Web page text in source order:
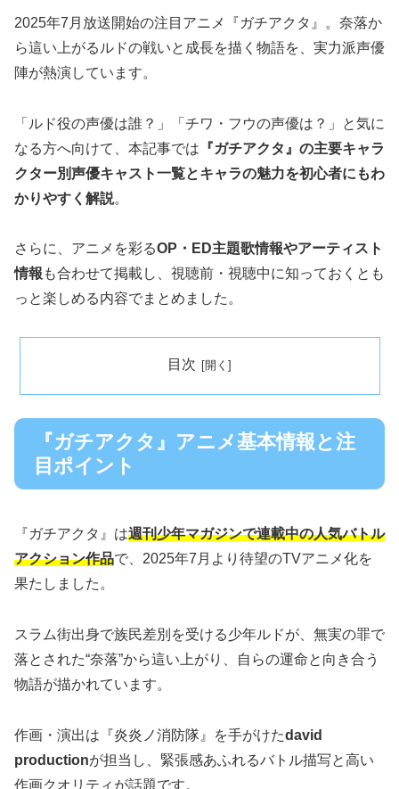
2025年7月放送開始の注目アニメ『ガチアクタ』。奈落か
ら這い上がるルドの戦いと成長を描く物語を、実力派声優
陣が熱演しています。
「ルド役の声優は誰？」「チワ・フウの声優は？」と気に
なる方へ向けて、本記事では 『ガチアクタ』の主要キャラ
クター別声優キャスト一覧とキャラの魅力を初心者にもわ
かりやすく解説。
さらに、アニメを彩るOP・ED主題歌情報やアーティスト
情報 も合わせて掲載し、視聴前・視聴中に知っておくとも
っと楽しめる内容でまとめました。
目次
『ガチアクタ』アニメ基本情報と注
目ポイント
『ガチアクタ』は週刊少年マガジンで連載中の人気バトル
アクション作品で、2025年7月より待望のTVアニメ化を
果たしました。
スラム街出身で族民差別を受ける少年ルドが、無実の罪で
落とされた“奈落”から這い上がり、自らの運命と向き合う
物語が描かれています。
作画・演出は『炎炎ノ消防隊』を手がけたdavid
productionが担当し、緊張感あふれるバトル描写と高い
作画クオリティが話題です。